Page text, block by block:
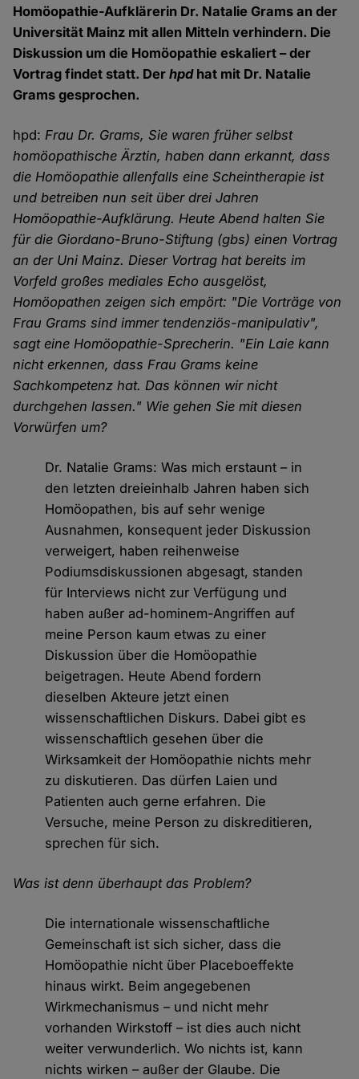
Homöopathie-Aufklärerin Dr. Natalie Grams an der
Universität Mainz mit allen Mitteln verhindern. Die
Diskussion um die Homöopathie eskaliert – der
Vortrag findet statt. Derhpdhat mit Dr. Natalie
Grams gesprochen.
hpd:Frau Dr. Grams, Sie waren früher selbst
homöopathische Ärztin, haben dann erkannt, dass
die Homöopathie allenfalls eine Scheintherapie ist
und betreiben nun seit über drei Jahren
Homöopathie-Aufklärung. Heute Abend halten Sie
für die Giordano-Bruno-Stiftung (gbs) einen Vortrag
an der Uni Mainz. Dieser Vortrag hat bereits im
Vorfeld großes mediales Echo ausgelöst,
Homöopathen zeigen sich empört: "Die Vorträge von
Frau Grams sind immer tendenziös-manipulativ",
sagt eine Homöopathie-Sprecherin. "Ein Laie kann
nicht erkennen, dass Frau Grams keine
Sachkompetenz hat. Das können wir nicht
durchgehen lassen." Wie gehen Sie mit diesen
Vorwürfen um?
Dr. Natalie Grams: Was mich erstaunt – in
den letzten dreieinhalb Jahren haben sich
Homöopathen, bis auf sehr wenige
Ausnahmen, konsequent jeder Diskussion
verweigert, haben reihenweise
Podiumsdiskussionen abgesagt, standen
für Interviews nicht zur Verfügung und
haben außer ad-hominem-Angriffen auf
meine Person kaum etwas zu einer
Diskussion über die Homöopathie
beigetragen. Heute Abend fordern
dieselben Akteure jetzt einen
wissenschaftlichen Diskurs. Dabei gibt es
wissenschaftlich gesehen über die
Wirksamkeit der Homöopathie nichts mehr
zu diskutieren. Das dürfen Laien und
Patienten auch gerne erfahren. Die
Versuche, meine Person zu diskreditieren,
sprechen für sich.
Was ist denn überhaupt das Problem?
Die internationale wissenschaftliche
Gemeinschaft ist sich sicher, dass die
Homöopathie nicht über Placeboeffekte
hinaus wirkt. Beim angegebenen
Wirkmechanismus – und nicht mehr
vorhanden Wirkstoff – ist dies auch nicht
weiter verwunderlich. Wo nichts ist, kann
nichts wirken – außer der Glaube. Die